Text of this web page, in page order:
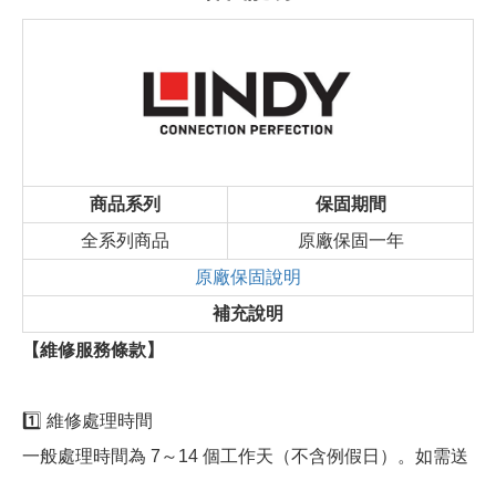
商品系列
保固期間
全系列商品
原廠保固一年
原廠保固說明
補充說明
【維修服務條款】
1️⃣ 維修處理時間
一般處理時間為 7～14 個工作天（不含例假日）。如需送